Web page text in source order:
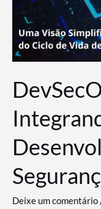
Deixe um comentário